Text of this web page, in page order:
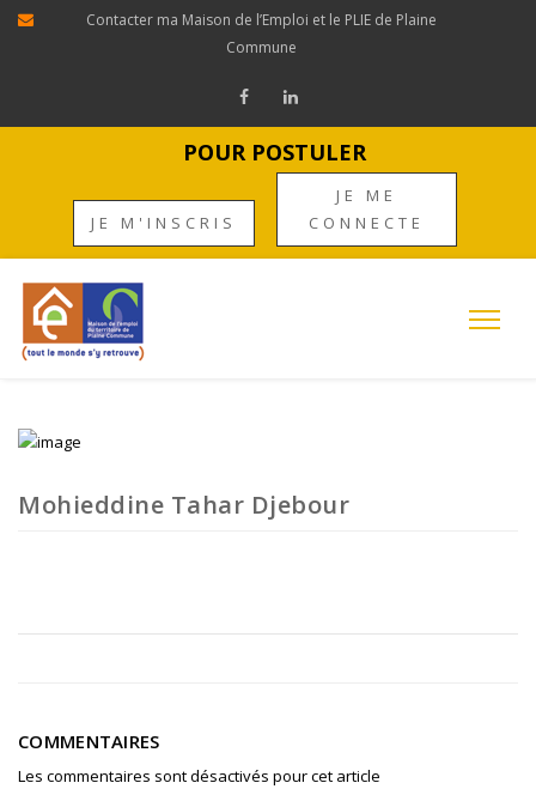
Contacter ma Maison de l’Emploi et le PLIE de Plaine
Commune
POUR POSTULER
JE M'INSCRIS
JE ME
CONNECTE
Mohieddine Tahar Djebour
COMMENTAIRES
Les commentaires sont désactivés pour cet article